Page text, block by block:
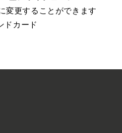
変更することができます
ドカード